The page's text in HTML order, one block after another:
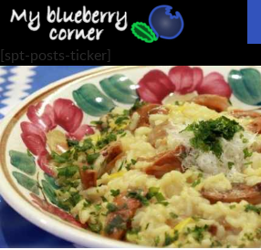
Szukaj
PRZEJDŹ
DO
TREŚCI
[spt-posts-ticker]